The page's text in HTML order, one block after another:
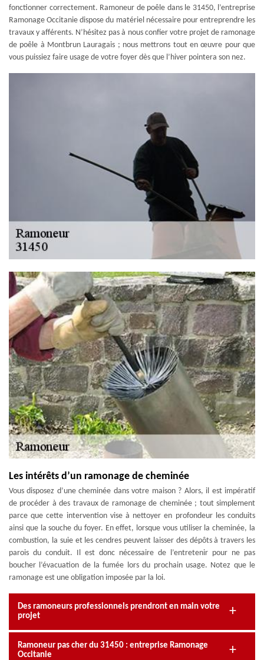
fonctionner correctement. Ramoneur de poêle dans le 31450, l’entreprise
Ramonage Occitanie dispose du matériel nécessaire pour entreprendre les
travaux y afférents. N’hésitez pas à nous confier votre projet de ramonage
de poêle à Montbrun Lauragais ; nous mettrons tout en œuvre pour que
vous puissiez faire usage de votre foyer dès que l’hiver pointera son nez.
Les intérêts d’un ramonage de cheminée
Vous disposez d’une cheminée dans votre maison ? Alors, il est impératif
de procéder à des travaux de ramonage de cheminée ; tout simplement
parce que cette intervention vise à nettoyer en profondeur les conduits
ainsi que la souche du foyer. En effet, lorsque vous utiliser la cheminée, la
combustion, la suie et les cendres peuvent laisser des dépôts à travers les
parois du conduit. Il est donc nécessaire de l’entretenir pour ne pas
boucher l’évacuation de la fumée lors du prochain usage. Notez que le
ramonage est une obligation imposée par la loi.
Des ramoneurs professionnels prendront en main votre
projet
Ramoneur pas cher du 31450 : entreprise Ramonage
Occitanie